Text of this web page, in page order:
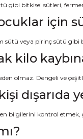
gibi bitkisel sütleri,
için
veya pirinç sütü gibi
kilo
olmaz. Dengeli ve
bilgilerini kontrol